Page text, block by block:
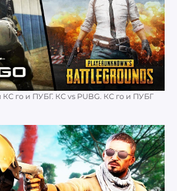
КС го и ПУБГ. КС vs PUBG. КС го и ПУБГ